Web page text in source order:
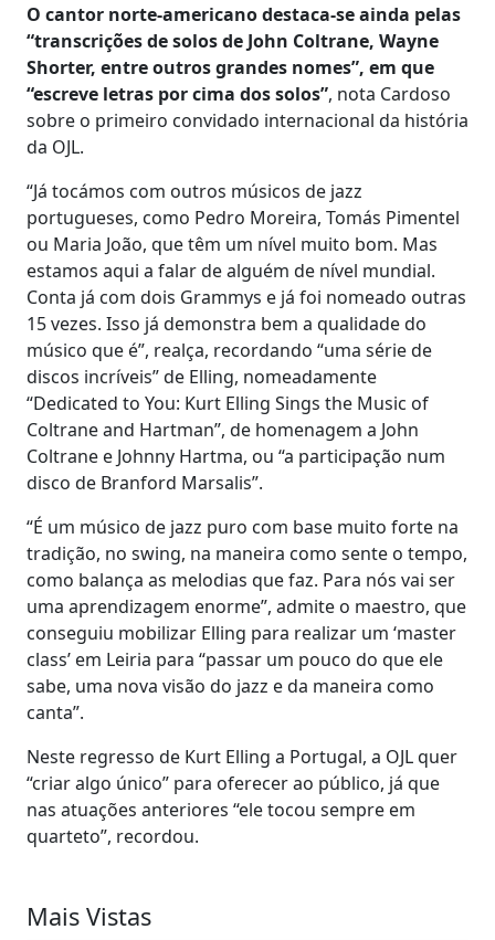
O cantor norte-americano destaca-se ainda pelas
“transcrições de solos de John Coltrane, Wayne
Shorter, entre outros grandes nomes”, em que
“escreve letras por cima dos solos”, nota Cardoso
sobre o primeiro convidado internacional da história
da OJL.
“Já tocámos com outros músicos de jazz
portugueses, como Pedro Moreira, Tomás Pimentel
ou Maria João, que têm um nível muito bom. Mas
estamos aqui a falar de alguém de nível mundial.
Conta já com dois Grammys e já foi nomeado outras
15 vezes. Isso já demonstra bem a qualidade do
músico que é”, realça, recordando “uma série de
discos incríveis” de Elling, nomeadamente
“Dedicated to You: Kurt Elling Sings the Music of
Coltrane and Hartman”, de homenagem a John
Coltrane e Johnny Hartma, ou “a participação num
disco de Branford Marsalis”.
“É um músico de jazz puro com base muito forte na
tradição, no swing, na maneira como sente o tempo,
como balança as melodias que faz. Para nós vai ser
uma aprendizagem enorme”, admite o maestro, que
conseguiu mobilizar Elling para realizar um ‘master
class’ em Leiria para “passar um pouco do que ele
sabe, uma nova visão do jazz e da maneira como
canta”.
Neste regresso de Kurt Elling a Portugal, a OJL quer
“criar algo único” para oferecer ao público, já que
nas atuações anteriores “ele tocou sempre em
quarteto”, recordou.
Mais Vistas